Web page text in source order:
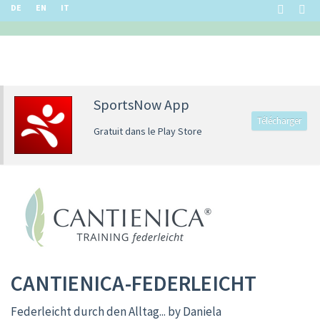
DE EN IT
SportsNow App
Gratuit dans le Play Store
Télécharger
CANTIENICA-FEDERLEICHT
Federleicht durch den Alltag... by Daniela